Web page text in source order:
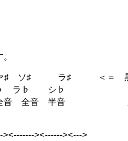
♯ ラ♯ ＜＝ 黒
♭ シ♭
全音 全音 半音 足し
><-------><------><--->